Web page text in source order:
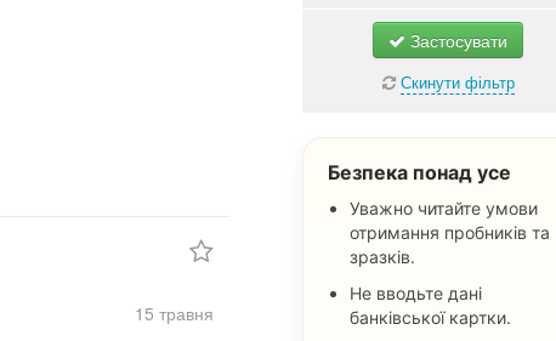
15 травня
Зразки товарів для дітей
Безкоштовні товари для дому
Одяг, взуття та аксесуари
Безкоштовні зразки їжі та
Книги, журнали та каталоги
Наліпки та стікери
Безкоштовні пробні версії та
тестові товари
Застосувати
Скинути фільтр
Безпека понад усе
Уважно читайте умови
отримання пробників та
зразків.
Не вводьте дані
банківської картки.